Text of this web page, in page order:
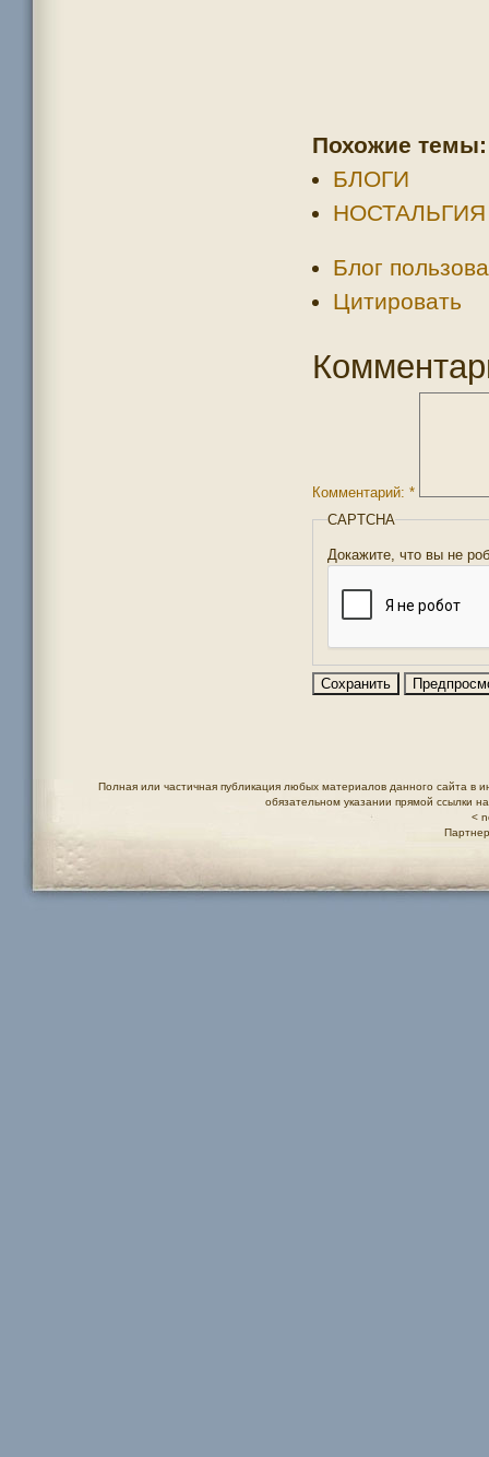
Похожие темы:
БЛОГИ
Блог
Цитировать
Комментарий: *
CAPTCHA
Докажите, что вы не
Полная или частичная публикация любых материалов данного сайта в
обязательном указании прямой ссылки
<